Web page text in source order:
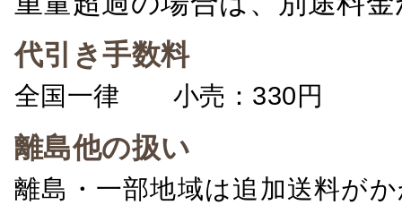
代引き手数料
全国一律 小売：330円 卸
離島他の扱い
離島・一部地域は追加送料が